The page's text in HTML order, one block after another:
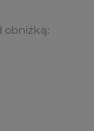
obniżką: